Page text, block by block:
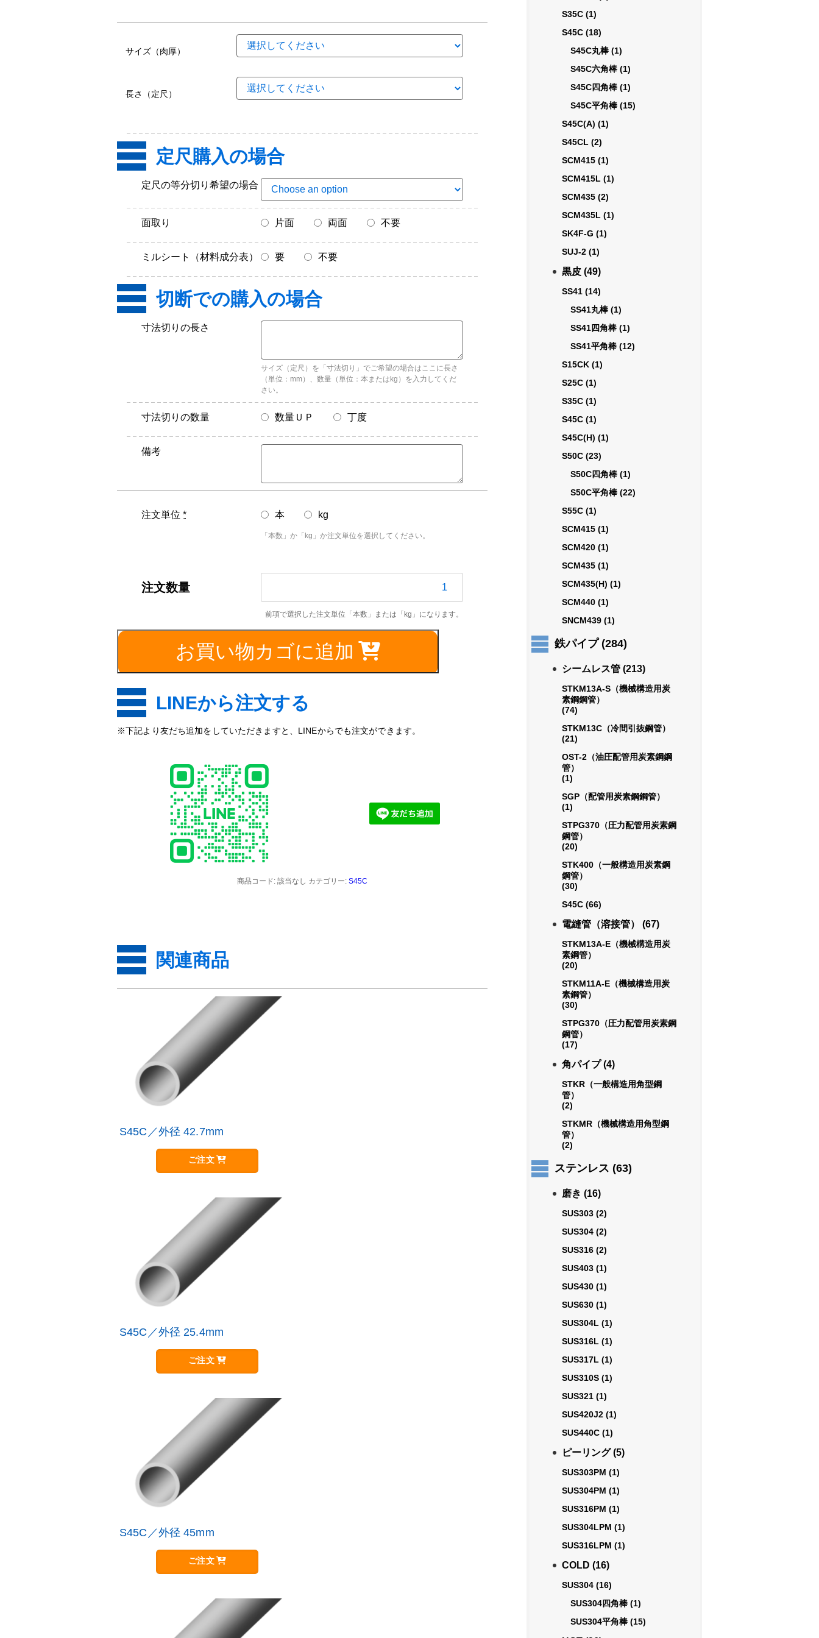
サイズ（肉厚）
長さ（定尺）
定尺購入の場合
定尺の等分切り希望の場合
面取り 片面 両面 不要
ミルシート（材料成分表） 要 不要
寸法切りの長さ
サイズ（定尺）を「寸法切り」でご希望の場合はここに長さ
（単位：mm）、数量（単位：本またはkg）を入力してくだ
さい。
寸法切りの数量 数量ＵＰ 丁度
備考
注文単位 * 本 kg
「本数」か「kg」か注文単位を選択してください。
外
個
お買い物カゴに追加
LINEから注文する
※下記より友だち追加をしていただきますと、LINEからでも注文ができます。
商品コード: 該当なし カテゴリー: S45C
関連商品
S45C／外径 42.7mm
ご注文
商
数
の
バ
リ
り
ま
す。
プ
ョ
は
択
S45C／外径 25.4mm
ご注文
商
数
の
バ
リ
り
ま
す。
プ
ョ
S45C／外径 45mm
ご注文 商
の
S35C (1)
S45C (18)
S45C丸棒 (1)
S45C六角棒 (1)
S45C四角棒 (1)
S45C平角棒 (15)
S45C(A) (1)
S45CL (2)
SCM415 (1)
SCM415L (1)
SCM435 (2)
SCM435L (1)
SK4F-G (1)
SUJ-2 (1)
黒皮 (49)
SS41 (14)
SS41丸棒 (1)
SS41四角棒 (1)
SS41平角棒 (12)
S15CK (1)
S25C (1)
S35C (1)
S45C (1)
S45C(H) (1)
S50C (23)
S50C四角棒 (1)
S50C平角棒 (22)
S55C (1)
SCM415 (1)
SCM420 (1)
SCM435 (1)
SCM435(H) (1)
SCM440 (1)
SNCM439 (1)
鉄パイプ (284)
シームレス管 (213)
STKM13A-S（機械構造用炭
素鋼鋼管）
(74)
STKM13C（冷間引抜鋼管）
(21)
OST-2（油圧配管用炭素鋼鋼
管）
(1)
SGP（配管用炭素鋼鋼管）
(1)
STPG370（圧力配管用炭素鋼
鋼管）
(20)
STK400（一般構造用炭素鋼
鋼管）
(30)
S45C (66)
電縫管（溶接管） (67)
STKM13A-E（機械構造用炭
素鋼管）
(20)
STKM11A-E（機械構造用炭
素鋼管）
(30)
STPG370（圧力配管用炭素鋼
鋼管）
(17)
角パイプ (4)
STKR（一般構造用角型鋼
管）
(2)
STKMR（機械構造用角型鋼
管）
(2)
ステンレス (63)
磨き (16)
SUS303 (2)
SUS304 (2)
SUS316 (2)
SUS403 (1)
SUS430 (1)
SUS630 (1)
SUS304L (1)
SUS316L (1)
SUS317L (1)
SUS310S (1)
SUS321 (1)
SUS420J2 (1)
SUS440C (1)
ピーリング (5)
SUS303PM (1)
SUS304PM (1)
SUS316PM (1)
SUS304LPM (1)
SUS316LPM (1)
COLD (16)
SUS304 (16)
SUS304四角棒 (1)
SUS304平角棒 (15)